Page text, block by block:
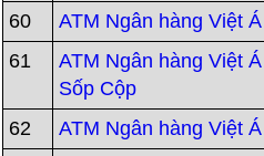
60 ATM Ngân hàng Việt
61
ATM Ngân hàng Việt
Sốp Cộp
62 ATM Ngân hàng Việt